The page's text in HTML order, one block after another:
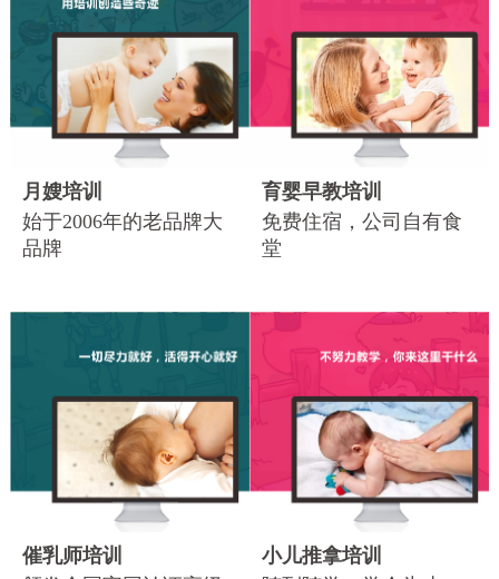
月嫂培训
始于2006年的老品牌大
品牌
育婴早教培训
免费住宿，公司自有食
堂
催乳师培训
小儿推拿培训